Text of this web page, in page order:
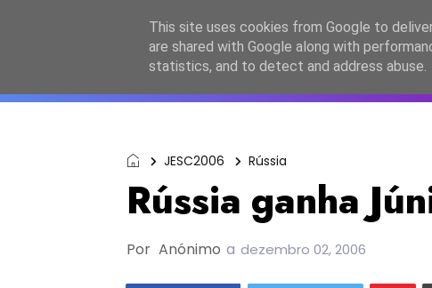
ESC2027 JESC2026
JESC2006 Rússia
Rússia ganha
Por Anónimo a dezembro 02, 2006
This site uses cookies from Google to
are shared with Google along with
statistics, and to detect and address abuse.